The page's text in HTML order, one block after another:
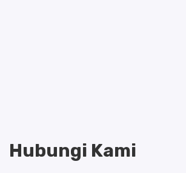
Hubungi Kami